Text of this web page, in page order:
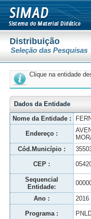
Distribuição
Seleção das Pesquisas
Clique na entidade
Dados da Entidade
Nome da Entidade :
Endereço :
Cód.Município :
CEP :
Sequencial
Entidade:
Ano : 2016
Programa :